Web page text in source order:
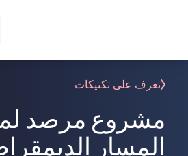
تعرف على تكتيكات
مشروع مرصد
المسار